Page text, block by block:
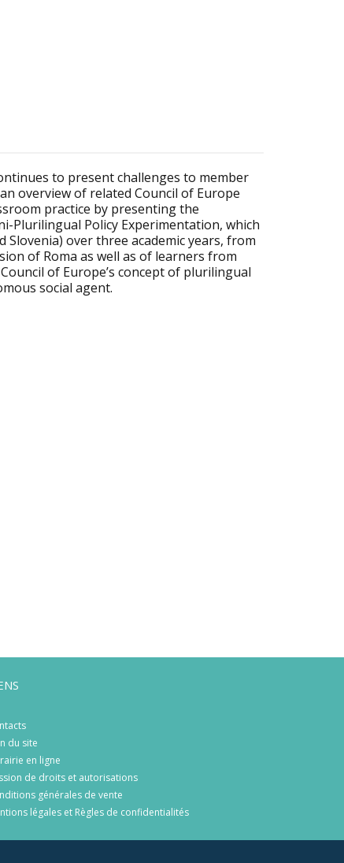
to present challenges to member
overview of related Council of Europe
practice by presenting the
Plurilingual Policy Experimentation, which
Slovenia) over three academic years, from
of Roma as well as of learners from
of Europe’s concept of plurilingual
social agent.
du site
en ligne
de droits et autorisations
générales de vente
légales et Règles de confidentialités